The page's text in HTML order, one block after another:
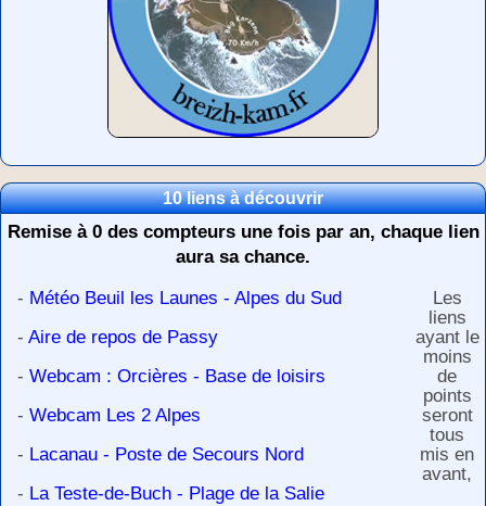
10 liens à découvrir
Remise à 0 des compteurs une fois par an, chaque lien
aura sa chance.
- Météo Beuil les Launes - Alpes du Sud
- Aire de repos de Passy
- Webcam : Orcières - Base de loisirs
- Webcam Les 2 Alpes
- Lacanau - Poste de Secours Nord
- La Teste-de-Buch - Plage de la Salie
Les
liens
ayant le
moins
de
points
seront
tous
mis en
avant,